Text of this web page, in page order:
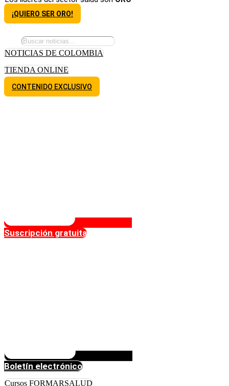
¡QUIERO SER ORO!
NOTICIAS DE COLOMBIA
TIENDA ONLINE
CONTENIDO EXCLUSIVO
Suscripción gratuita
Boletín electrónico
Cursos FORMARSALUD